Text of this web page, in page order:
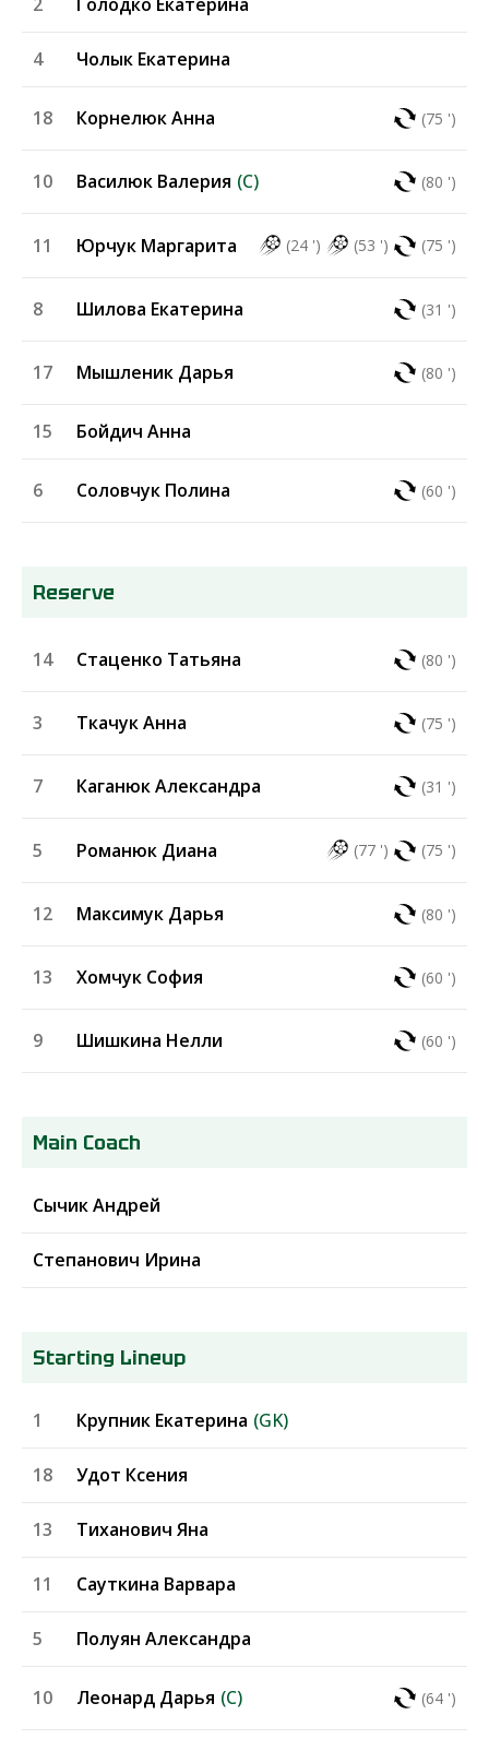
Чолык Екатерина
4
(75 ')
Корнелюк Анна
18
(80 ')
(C)
Василюк Валерия
10
(24 ') (53 ') (75 ')
Юрчук Маргарита
11
(31 ')
Шилова Екатерина
8
(80 ')
Мышленик Дарья
17
Бойдич Анна
15
(60 ')
Соловчук Полина
6
Reserve
(80 ')
Стаценко Татьяна
14
(75 ')
Ткачук Анна
3
(31 ')
Каганюк Александра
7
(77 ') (75 ')
Романюк Диана
5
(80 ')
Максимук Дарья
12
(60 ')
Хомчук София
13
(60 ')
Шишкина Нелли
9
Main Coach
Сычик Андрей
Степанович Ирина
Starting Lineup
(GK)
Крупник Екатерина
1
Удот Ксения
18
Тиханович Яна
13
Сауткина Варвара
11
Полуян Александра
5
(64 ')
(C)
Леонард Дарья
10